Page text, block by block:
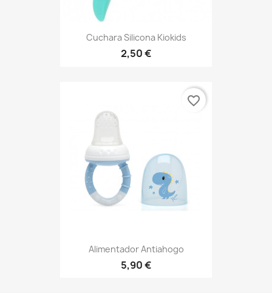
Cuchara Silicona Kiokids
2,50 €
Alimentador Antiahogo
5,90 €
favorite_border